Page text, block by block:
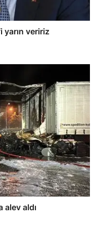
yarın veririz
alev aldı